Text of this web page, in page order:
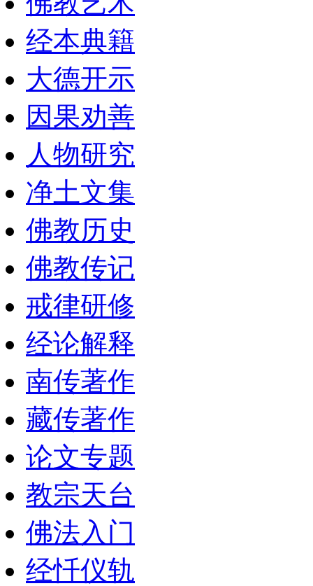
经本典籍
大德开示
因果劝善
人物研究
净土文集
佛教历史
佛教传记
戒律研修
经论解释
南传著作
藏传著作
论文专题
教宗天台
佛法入门
经忏仪轨